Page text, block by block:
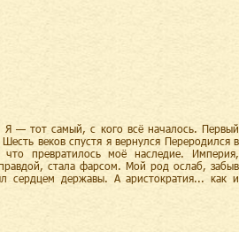
— тот самый, с кого всё началось. Первый
веков спустя я вернулся Переродился в
превратилось моё наследие. Империя,
стала фарсом. Мой род ослаб, забыв
сердцем державы. А аристократия... как и